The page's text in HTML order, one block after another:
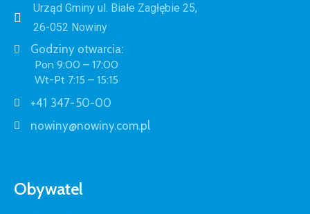
Urząd Gminy ul. Białe Zagłębie 25,
26-052 Nowiny
Godziny otwarcia:
Pon 9:00 – 17:00
Wt-Pt 7:15 – 15:15
+41 347-50-00
nowiny@nowiny.com.pl
Obywatel